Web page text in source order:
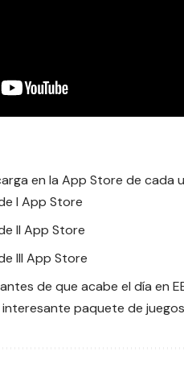
en la App Store de cada
I App Store
II App Store
III App Store
de que acabe el día en
paquete de